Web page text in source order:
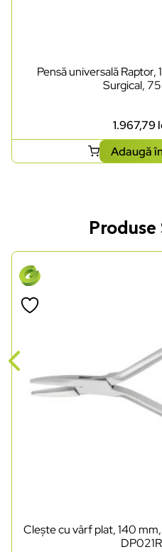
Pensă universală Raptor,
Surgical,
1.967,79
Adaugă
Clește cu vârf plat, 140
DP021R